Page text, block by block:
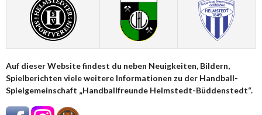
Auf dieser Website findest du neben Neuigkeiten, Bildern,
Spielberichten viele weitere Informationen zu der Handball-
Spielgemeinschaft „Handballfreunde Helmstedt-Büddenstedt“.